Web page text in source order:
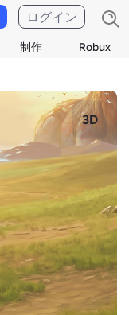
制作 Robux
ログイン
3D